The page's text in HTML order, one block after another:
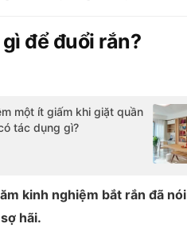
để đuổi rắn?
một ít giấm khi giặt quần
tác dụng gì?
kinh nghiệm bắt rắn đã
hãi.